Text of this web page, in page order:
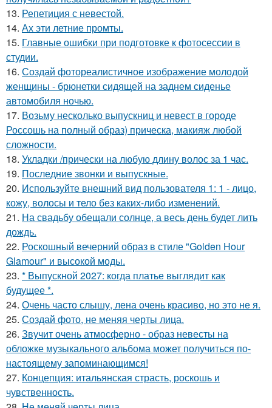
13. Репетиция с невестой.
14. Ах эти летние промты.
15. Главные ошибки при подготовке к фотосессии в
студии.
16. Создай фотореалистичное изображение молодой
женщины - брюнетки сидящей на заднем сиденье
автомобиля ночью.
17. Возьму несколько выпускниц и невест в городе
Россошь на полный образ) прическа, макияж любой
сложности.
18. Укладки /прически на любую длину волос за 1 час.
19. Последние звонки и выпускные.
20. Используйте внешний вид пользователя 1: 1 - лицо,
кожу, волосы и тело без каких-либо изменений.
21. На свадьбу обещали солнце, а весь день будет лить
дождь.
22. Роскошный вечерний образ в стиле "Golden Hour
Glamour" и высокой моды.
23. * Выпускной 2027: когда платье выглядит как
будущее *.
24. Очень часто слышу, лена очень красиво, но это не я.
25. Создай фото, не меняя черты лица.
26. Звучит очень атмосферно - образ невесты на
обложке музыкального альбома может получиться по-
настоящему запоминающимся!
27. Концепция: итальянская страсть, роскошь и
чувственность.